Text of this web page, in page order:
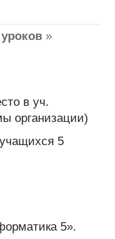
»
в уч.
организации)
5
5».